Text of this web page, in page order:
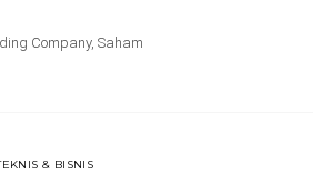
Company, Saham
& BISNIS